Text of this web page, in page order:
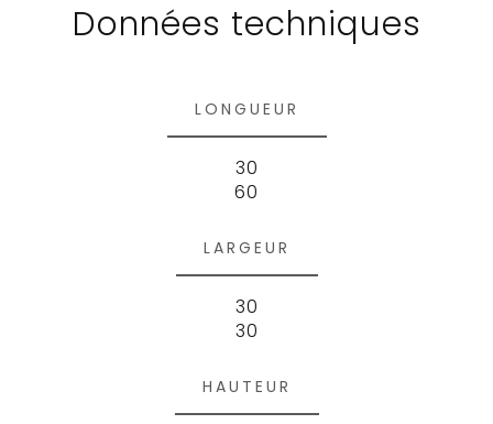
Données techniques
LONGUEUR
30
60
LARGEUR
30
30
HAUTEUR